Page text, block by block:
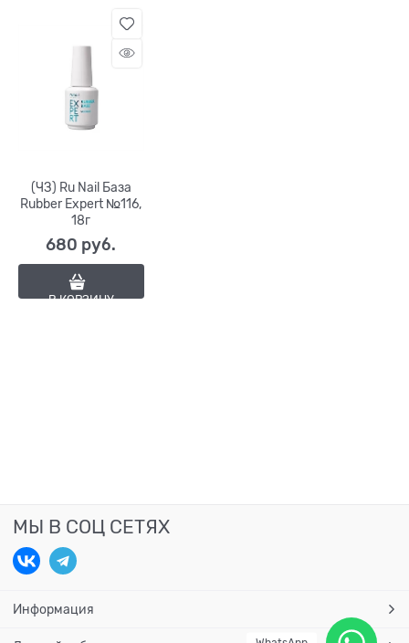
(ЧЗ) Ru Nail База
Rubber Expert №116,
18г
680 руб.
В КОРЗИНУ
МЫ В СОЦ СЕТЯХ
Информация